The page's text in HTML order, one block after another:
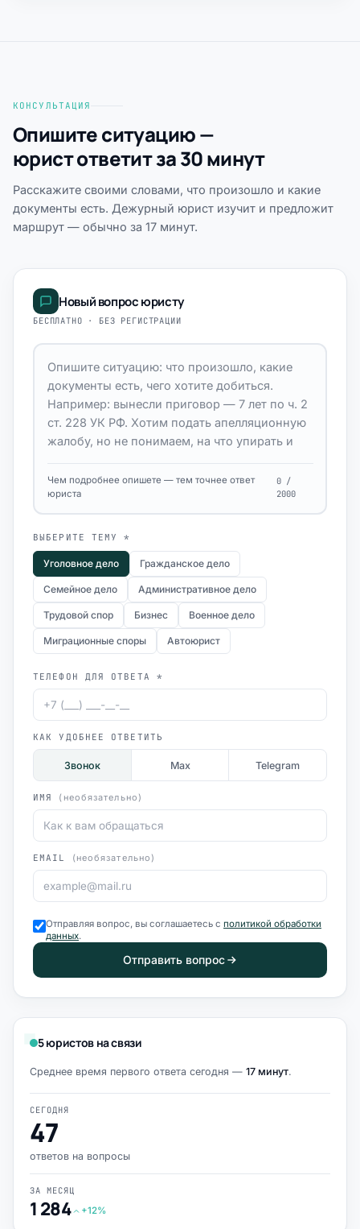
КОНСУЛЬТАЦИЯ
Опишите ситуацию —
юрист ответит за 30 минут
Расскажите своими словами, что произошло и какие
документы есть. Дежурный юрист изучит и предложит
маршрут — обычно за 17 минут.
Новый вопрос юристу
БЕСПЛАТНО · БЕЗ РЕГИСТРАЦИИ
Чем подробнее опишете — тем точнее ответ
юриста
0 /
2000
ВЫБЕРИТЕ ТЕМУ *
Уголовное дело Гражданское дело
Семейное дело Административное дело
Трудовой спор Бизнес Военное дело
Миграционные споры Автоюрист
ТЕЛЕФОН ДЛЯ ОТВЕТА *
КАК УДОБНЕЕ ОТВЕТИТЬ
Звонок Max Telegram
ИМЯ (необязательно)
EMAIL (необязательно)
Отправляя вопрос, вы соглашаетесь с политикой обработки
данных.
Отправить вопрос
5 юристов на связи
Среднее время первого ответа сегодня — 17 минут.
СЕГОДНЯ
47
ответов на вопросы
ЗА МЕСЯЦ
1 284 +12%